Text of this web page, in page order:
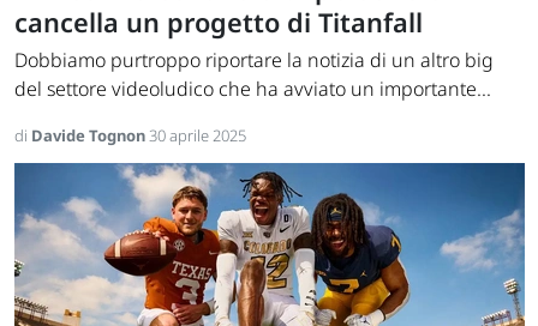
cancella un progetto di Titanfall
Dobbiamo purtroppo riportare la notizia di un altro big
del settore videoludico che ha avviato un importante...
di Davide Tognon30 aprile 2025